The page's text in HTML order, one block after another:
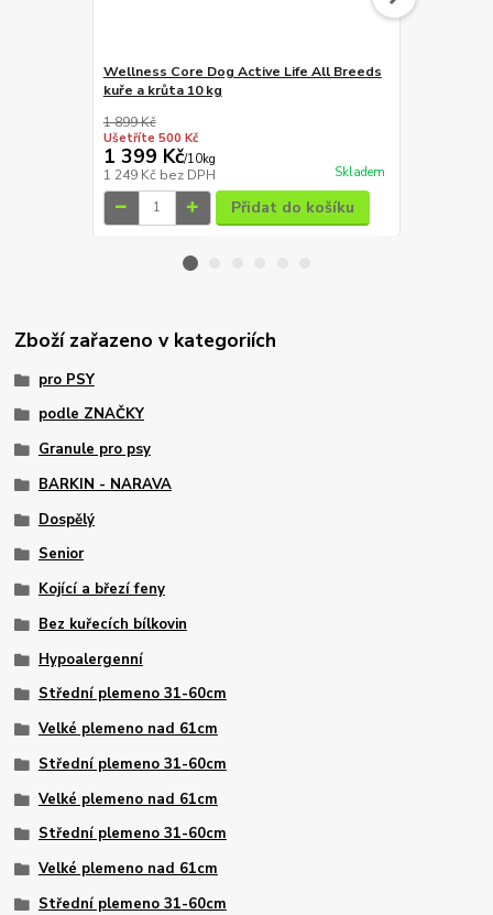
Wellness Core Dog Active Life All Breeds
kuře a krůta 10 kg
1 899 Kč
Ušetříte 500 Kč
1 399 Kč/10kg
1 249 Kč bez DPH Skladem
Přidat do košíku
Zboží zařazeno v kategoriích
pro PSY
podle ZNAČKY
Granule pro psy
BARKIN - NARAVA
Dospělý
Senior
Kojící a březí feny
Bez kuřecích bílkovin
Hypoalergenní
Střední plemeno 31-60cm
Velké plemeno nad 61cm
Střední plemeno 31-60cm
Velké plemeno nad 61cm
Střední plemeno 31-60cm
Velké plemeno nad 61cm
Střední plemeno 31-60cm